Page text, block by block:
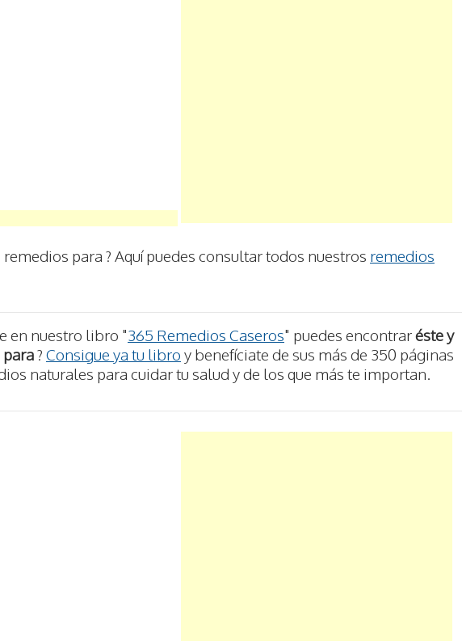
remedios para ? Aquí puedes consultar todos nuestros remedios
en nuestro libro "365 Remedios Caseros" puedes encontraréste y
? Consigue ya tu libro y benefíciate de sus más de 350 páginas
naturales para cuidar tu salud y de los que más te importan.